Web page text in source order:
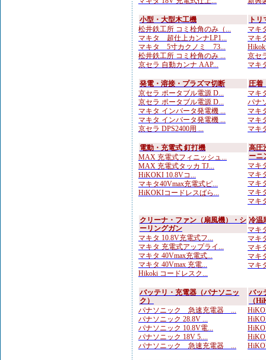
小型・大型木工機
松井鉄工所 コミ栓角のみ（...
マキタ 超仕上カンナLP1...
マキタ 5寸カクノミ 73...
松井鉄工所 コミ栓角のみ ...
京セラ 自動カンナ AAP...
ト
マキ
マキ
京セ
マキ
発電・溶接・プラズマ切断
京セラ ポータブル電源 D...
京セラ ポータブル電源 D...
マキタ インバータ発電機 ...
マキタ インバータ発電機 ...
京セラ DPS2400用 ...
圧着
マキ
パナ
マキ
マキ
マキ
電動・充電式 釘打機
MAX 充電式フィニッシュ...
MAX 充電式タッカ TJ...
HiKOKI 10.8Vコ...
マキタ40Vmax充電式ピ...
HiKOKIコードレスばら...
高圧
ーニ
マキ
マキ
マキ
マキ
マキ
クリーナ・ファン（扇風機）・シ
ーリングガン
マキタ 10.8V充電式フ...
マキタ 充電式アップライ...
マキタ 40Vmax充電式...
マキタ 40Vmax 充電...
Hikoki コードレスク...
冷温
マキ
マキ
マキ
マキ
マキ
バッテリ・充電器（パナソニッ
ク）
パナソニック 急速充電器 ...
パナソニック 28.8V ...
パナソニック 10.8V電...
パナソニック 18V 5....
パナソニック 急速充電器 ...
バッ
（